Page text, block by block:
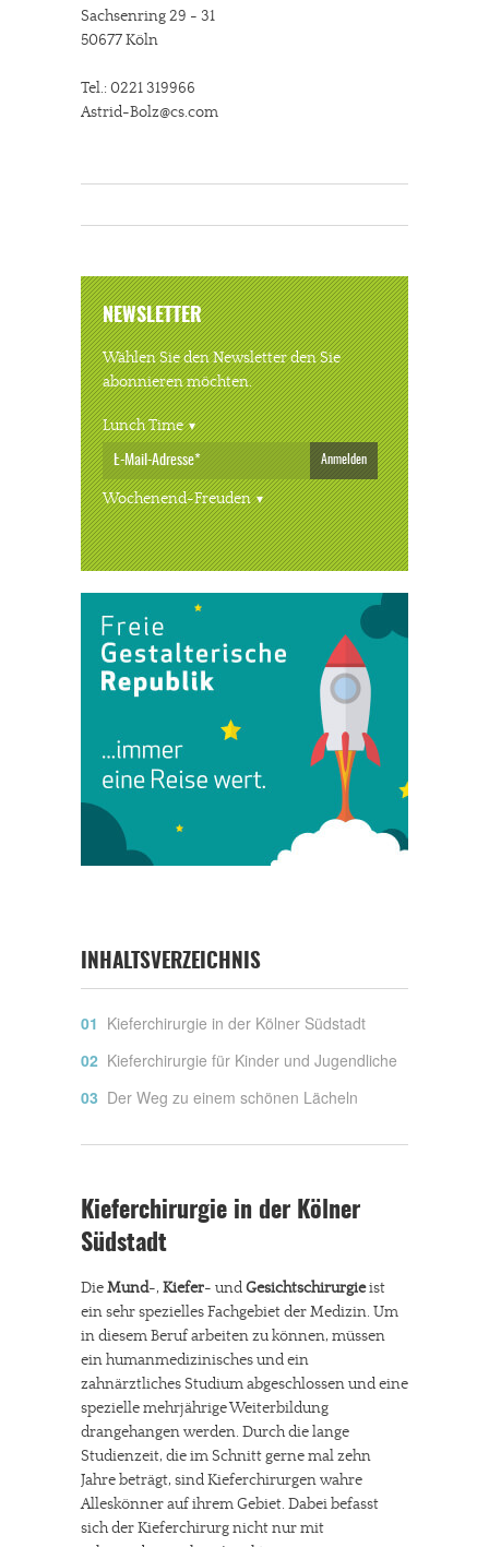
Sachsenring 29 - 31
50677 Köln
Tel.: 0221 319966
Astrid-Bolz@cs.com
NEWSLETTER
Wählen Sie den Newsletter den Sie
abonnieren möchten.
Lunch Time
Anmelden
Wochenend-Freuden
INHALTSVERZEICHNIS
Kieferchirurgie in der Kölner Südstadt
Kieferchirurgie für Kinder und Jugendliche
Der Weg zu einem schönen Lächeln
Kieferchirurgie in der Kölner
Südstadt
DieMund-, Kiefer- undGesichtschirurgieist
ein sehr spezielles Fachgebiet der Medizin. Um
in diesem Beruf arbeiten zu können, müssen
ein humanmedizinisches und ein
zahnärztliches Studium abgeschlossen und eine
spezielle mehrjährige Weiterbildung
drangehangen werden. Durch die lange
Studienzeit, die im Schnitt gerne mal zehn
Jahre beträgt, sind Kieferchirurgen wahre
Alleskönner auf ihrem Gebiet. Dabei befasst
sich der Kieferchirurg nicht nur mit